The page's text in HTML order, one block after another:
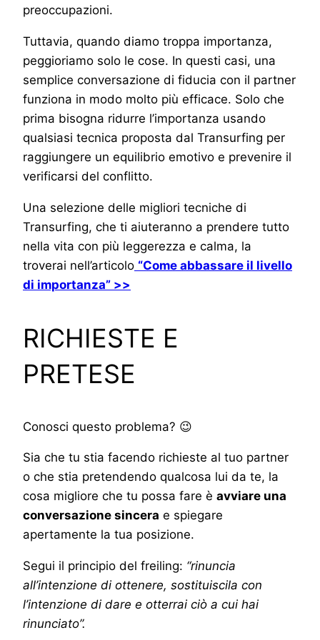
preoccupazioni.
Tuttavia, quando diamo troppa importanza,
peggioriamo solo le cose. In questi casi, una
semplice conversazione di fiducia con il partner
funziona in modo molto più efficace. Solo che
prima bisogna ridurre l’importanza usando
qualsiasi tecnica proposta dal Transurfing per
raggiungere un equilibrio emotivo e prevenire il
verificarsi del conflitto.
Una selezione delle migliori tecniche di
Transurfing, che ti aiuteranno a prendere tutto
nella vita con più leggerezza e calma, la
troverai nell’articolo “Come abbassare il livello
di importanza” >>
RICHIESTE E
PRETESE
Conosci questo problema? 😉
Sia che tu stia facendo richieste al tuo partner
o che stia pretendendo qualcosa lui da te, la
cosa migliore che tu possa fare è avviare una
conversazione sincera e spiegare
apertamente la tua posizione.
Segui il principio del freiling: “rinuncia
all’intenzione di ottenere, sostituiscila con
l’intenzione di dare e otterrai ciò a cui hai
rinunciato”.